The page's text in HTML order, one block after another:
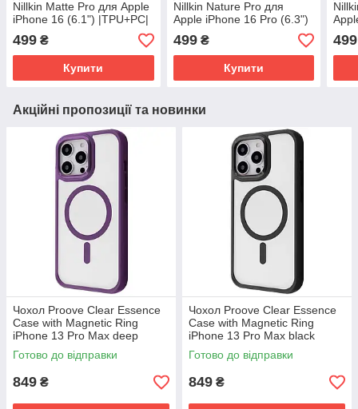
Nillkin Matte Pro для Apple
iPhone 16 (6.1") |TPU+PC|
499 ₴
Купити
Nillkin Nature Pro для
Apple iPhone 16 Pro (6.3")
(прозорий)
499₴
Купити
499
Акційні пропозиції та новинки
Чохол Proove Clear Essence
Case with Magnetic Ring
iPhone 13 Pro Max deep
purple (PCCEIP13PM04)
Готово до відправки
849 ₴
Чохол Proove Clear Essence
Case with Magnetic Ring
iPhone 13 Pro Max black
(PCCEIP13PM02)
Готово до відправки
849 ₴